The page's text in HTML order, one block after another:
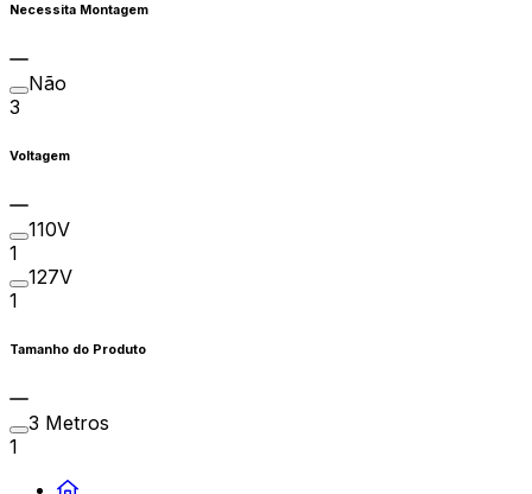
Necessita Montagem
Não
3
Voltagem
110V
1
127V
1
Tamanho do Produto
3 Metros
1